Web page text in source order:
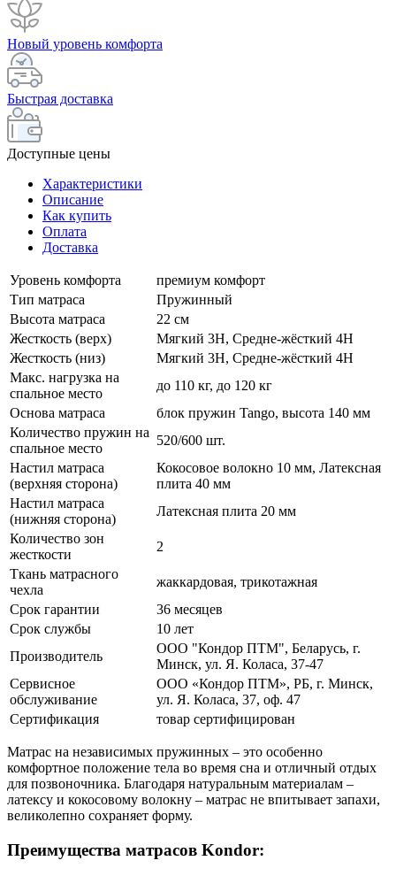
Новый уровень комфорта
Быстрая доставка
Доступные цены
Характеристики
Описание
Как купить
Оплата
Доставка
Уровень комфорта
премиум комфорт
Тип матраса
Пружинный
Высота матраса
22 см
Жесткость (верх)
Мягкий 3H, Средне-жёсткий 4H
Жесткость (низ)
Мягкий 3H, Средне-жёсткий 4H
Макс. нагрузка на
спальное место
до 110 кг, до 120 кг
Основа матраса
блок пружин Tango, высота 140 мм
Количество пружин на
спальное место
520/600 шт.
Настил матраса
(верхняя сторона)
Кокосовое волокно 10 мм, Латексная
плита 40 мм
Настил матраса
(нижняя сторона)
Латексная плита 20 мм
Количество зон
жесткости
2
Ткань матрасного
чехла
жаккардовая, трикотажная
Срок гарантии
36 месяцев
Срок службы
10 лет
Производитель
ООО "Кондор ПТМ", Беларусь, г.
Минск, ул. Я. Коласа, 37-47
Сервисное
обслуживание
ООО «Кондор ПТМ», РБ, г. Минск,
ул. Я. Коласа, 37, оф. 47
Сертификация
товар сертифицирован
Матрас на независимых пружинных – это особенно
комфортное положение тела во время сна и отличный отдых
для позвоночника. Благодаря натуральным материалам –
латексу и кокосовому волокну – матрас не впитывает запахи,
великолепно сохраняет форму.
Преимущества матрасов Kondor: